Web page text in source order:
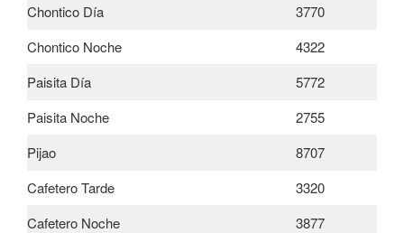
Chontico Día
3770
Chontico Noche
4322
Paisita Día
5772
Paisita Noche
2755
Pijao
8707
Cafetero Tarde
3320
Cafetero Noche
3877